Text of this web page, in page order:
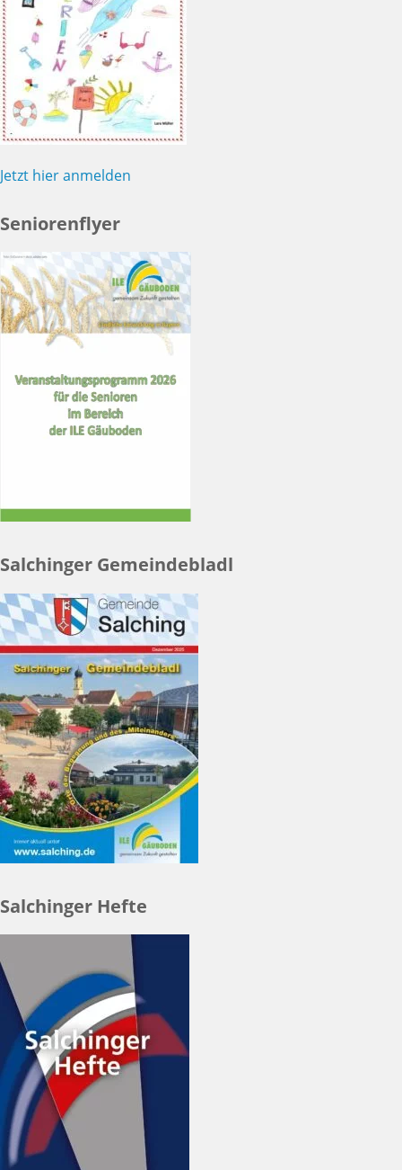
Jetzt hier anmelden
Seniorenflyer
Salchinger Gemeindebladl
Salchinger Hefte